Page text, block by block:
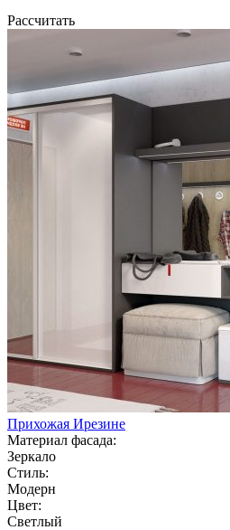
Рассчитать
Прихожая Ирезине
Материал фасада:
Зеркало
Стиль:
Модерн
Цвет:
Светлый